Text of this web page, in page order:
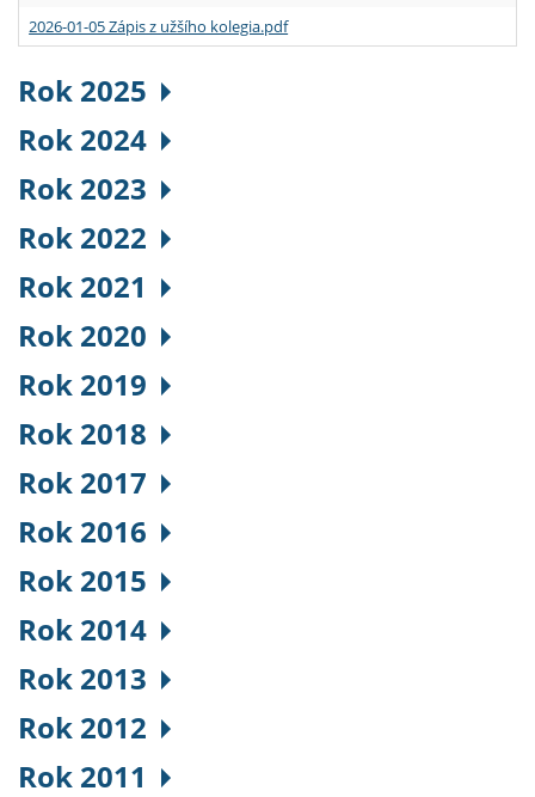
2026-01-05 Zápis z užšího kolegia.pdf
Rok 2025
Rok 2024
Rok 2023
Rok 2022
Rok 2021
Rok 2020
Rok 2019
Rok 2018
Rok 2017
Rok 2016
Rok 2015
Rok 2014
Rok 2013
Rok 2012
Rok 2011